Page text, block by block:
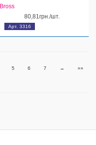
Арт. 3316
Bross
80,81грн./шт.
5 6 7 → »»